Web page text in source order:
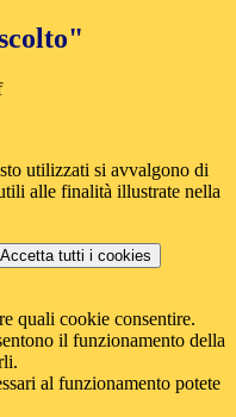
utilizzati si avvalgono di
alle finalità illustrate nella
Accetta tutti i cookies
quali cookie consentire.
il funzionamento della
al funzionamento potete